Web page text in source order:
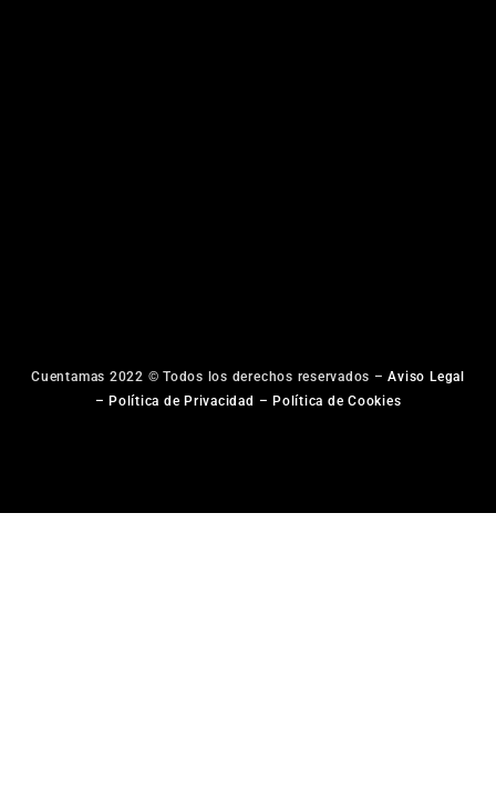
Cuentamas 2022 © Todos los derechos reservados –Aviso Legal
–Política de Privacidad –Política de Cookies